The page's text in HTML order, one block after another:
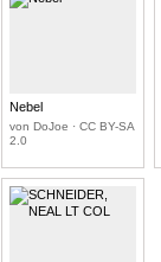
Nebel
von DoJoe · CC BY-SA
2.0